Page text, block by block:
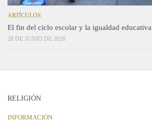
ARTÍCULOS
El fin del ciclo escolar y la igualdad educativa
28 DE JUNIO DE 2026
RELIGIÓN
INFORMACIÓN